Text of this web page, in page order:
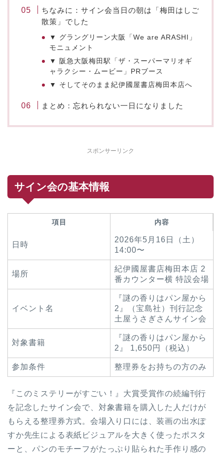
ちなみに：サイン会当日の朝は「梅田はしご
散策」でした
▼ グラングリーン大阪「We are ARASHI」
モニュメント
▼ 阪急大阪梅田駅「ザ・スーパーマリオギ
ャラクシー・ムービー」PRブース
▼ そしてそのまま紀伊國屋書店梅田本店へ
まとめ：忘れられない一日になりました
スポンサーリンク
サイン会の基本情報
項目 内容
日時
2026年5月16日（土）
14:00〜
場所
紀伊國屋書店梅田本店 2
番カウンター横 特設会場
イベント名
『謎の香りはパン屋から
2』（宝島社）刊行記念
土屋うさぎさんサイン会
対象書籍
『謎の香りはパン屋から
2』 1,650円（税込）
参加条件 整理券をお持ちの方のみ
『このミステリーがすごい！』大賞受賞作の続編刊行
を記念したサイン会で、対象書籍を購入した人だけが
もらえる整理券方式。会場入り口には、装画の出水ぽ
すか先生による表紙ビジュアルを大きく使ったポスタ
ーと、パンのモチーフがたっぷり貼られた手作り感の